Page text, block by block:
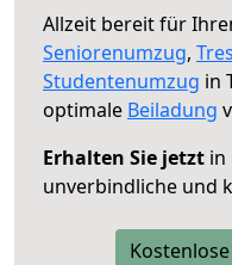
Allzeit bereit für
Seniorenumzug,
Studentenumzug in
optimale Beiladung
Erhalten Sie jetzt in
unverbindliche und